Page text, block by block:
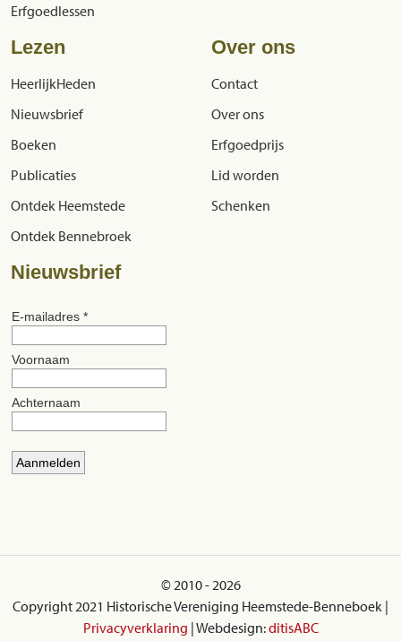
Erfgoedlessen
Lezen
HeerlijkHeden
Nieuwsbrief
Boeken
Publicaties
Ontdek Heemstede
Ontdek Bennebroek
Over ons
Contact
Over ons
Erfgoedprijs
Lid worden
Schenken
Nieuwsbrief
© 2010 - 2026
Copyright 2021 Historische Vereniging Heemstede-Benneboek |
Privacyverklaring | Webdesign:ditisABC